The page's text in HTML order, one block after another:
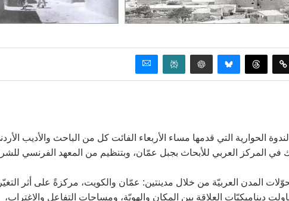
الحوارية التي قدمها مساء الأربعاء الفائت كل من الباحث والأديب
في المركز العربي للأبحاث بجبل عمّان، وبتنظيم من المعهد الفرنسي
المدن العربيّة من خلال مدينتين: عمّان والكويت، مركزةً على أثر
ديناميكيّات العلاقة بين المكان والهويّة، ومساحات التفاعل والاغتراب،